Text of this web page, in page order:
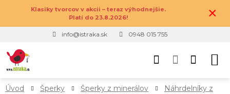
Klasiky tvorcov v akcii – teraz výhodnejšie.
Platí do 23.8.2026!
×
info@istraka.sk 0948 015 755
Úvod Šperky Šperky z minerálov
Náhrdelníky z